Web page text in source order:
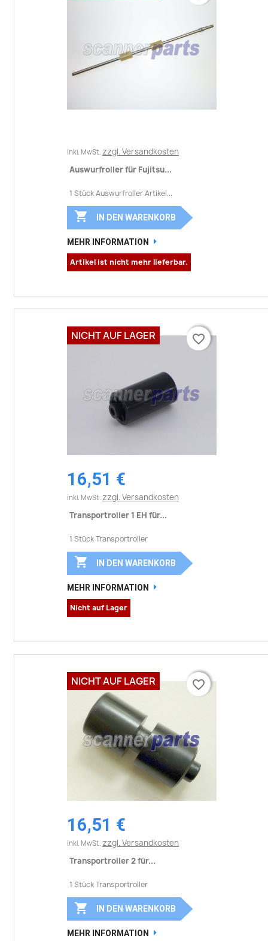
inkl. MwSt. zzgl. Versandkosten
Auswurfroller für Fujitsu...
1 Stück Auswurfroller Artikel...
 IN DEN WARENKORB
MEHR INFORMATION
Artikel ist nicht mehr lieferbar.
16,51 €
inkl. MwSt. zzgl. Versandkosten
Transportroller 1 EH für...
1 Stück Transportroller
favorite_border
 IN DEN WARENKORB
MEHR INFORMATION
Nicht auf Lager
NICHT AUF LAGER favorite_border
16,51 €
inkl. MwSt. zzgl. Versandkosten
Transportroller 2 für...
1 Stück Transportroller
favorite_border
 IN DEN WARENKORB
MEHR INFORMATION
NICHT AUF LAGER favorite_border